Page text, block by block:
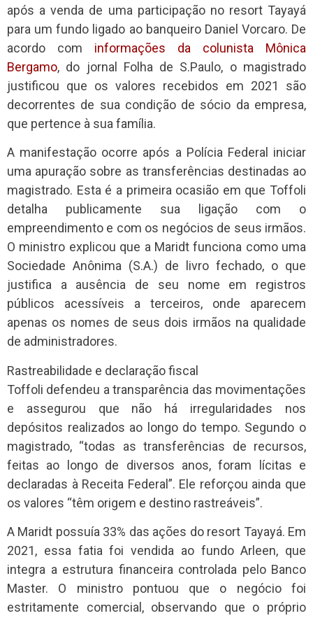
após a venda de uma participação no resort Tayayá
para um fundo ligado ao banqueiro Daniel Vorcaro. De
acordo com informações da colunista Mônica
Bergamo, do jornal Folha de S.Paulo, o magistrado
justificou que os valores recebidos em 2021 são
decorrentes de sua condição de sócio da empresa,
que pertence à sua família.
A manifestação ocorre após a Polícia Federal iniciar
uma apuração sobre as transferências destinadas ao
magistrado. Esta é a primeira ocasião em que Toffoli
detalha publicamente sua ligação com o
empreendimento e com os negócios de seus irmãos.
O ministro explicou que a Maridt funciona como uma
Sociedade Anônima (S.A.) de livro fechado, o que
justifica a ausência de seu nome em registros
públicos acessíveis a terceiros, onde aparecem
apenas os nomes de seus dois irmãos na qualidade
de administradores.
Rastreabilidade e declaração fiscal
Toffoli defendeu a transparência das movimentações
e assegurou que não há irregularidades nos
depósitos realizados ao longo do tempo. Segundo o
magistrado, “todas as transferências de recursos,
feitas ao longo de diversos anos, foram lícitas e
declaradas à Receita Federal”. Ele reforçou ainda que
os valores “têm origem e destino rastreáveis”.
A Maridt possuía 33% das ações do resort Tayayá. Em
2021, essa fatia foi vendida ao fundo Arleen, que
integra a estrutura financeira controlada pelo Banco
Master. O ministro pontuou que o negócio foi
estritamente comercial, observando que o próprio